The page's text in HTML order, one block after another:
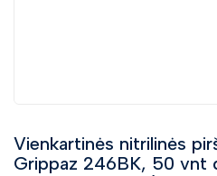
Suvirintojų pirštinės
Vienkartinės nitrilinės
Grippaz 246BK, 50 vnt